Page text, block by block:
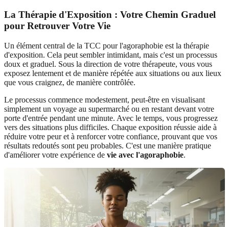
La Thérapie d'Exposition : Votre Chemin Graduel
pour Retrouver Votre Vie
Un élément central de la TCC pour l'agoraphobie est la thérapie
d'exposition. Cela peut sembler intimidant, mais c'est un processus
doux et graduel. Sous la direction de votre thérapeute, vous vous
exposez lentement et de manière répétée aux situations ou aux lieux
que vous craignez, de manière contrôlée.
Le processus commence modestement, peut-être en visualisant
simplement un voyage au supermarché ou en restant devant votre
porte d'entrée pendant une minute. Avec le temps, vous progressez
vers des situations plus difficiles. Chaque exposition réussie aide à
réduire votre peur et à renforcer votre confiance, prouvant que vos
résultats redoutés sont peu probables. C'est une manière pratique
d'améliorer votre expérience de vie avec l'agoraphobie.